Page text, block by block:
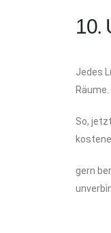
10.
Jedes
So,
gern